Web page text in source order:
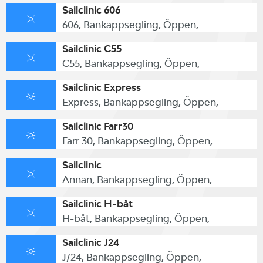
vet att det är uppskattat av
seglarna. Det blir träning och
kappsegling i en skön mix. Under
kappseglingarna låter vi coacherna
vara med på havet och ge seglarna
tips och råd, säger Henrik
Ottosson vd på North Sails,
Sverige.
Det blir träning med coacher på
vattnet på fredagen och halva
lördagen. På lördag eftermiddag
Sailclinic 606
606, Bankappsegling, Öppen,
Sailclinic C55
C55, Bankappsegling, Öppen,
Sailclinic Express
Express, Bankappsegling, Öppen,
Sailclinic Farr30
Farr 30, Bankappsegling, Öppen,
Sailclinic
Annan, Bankappsegling, Öppen,
Sailclinic H-båt
H-båt, Bankappsegling, Öppen,
Sailclinic J24
J/24, Bankappsegling, Öppen,